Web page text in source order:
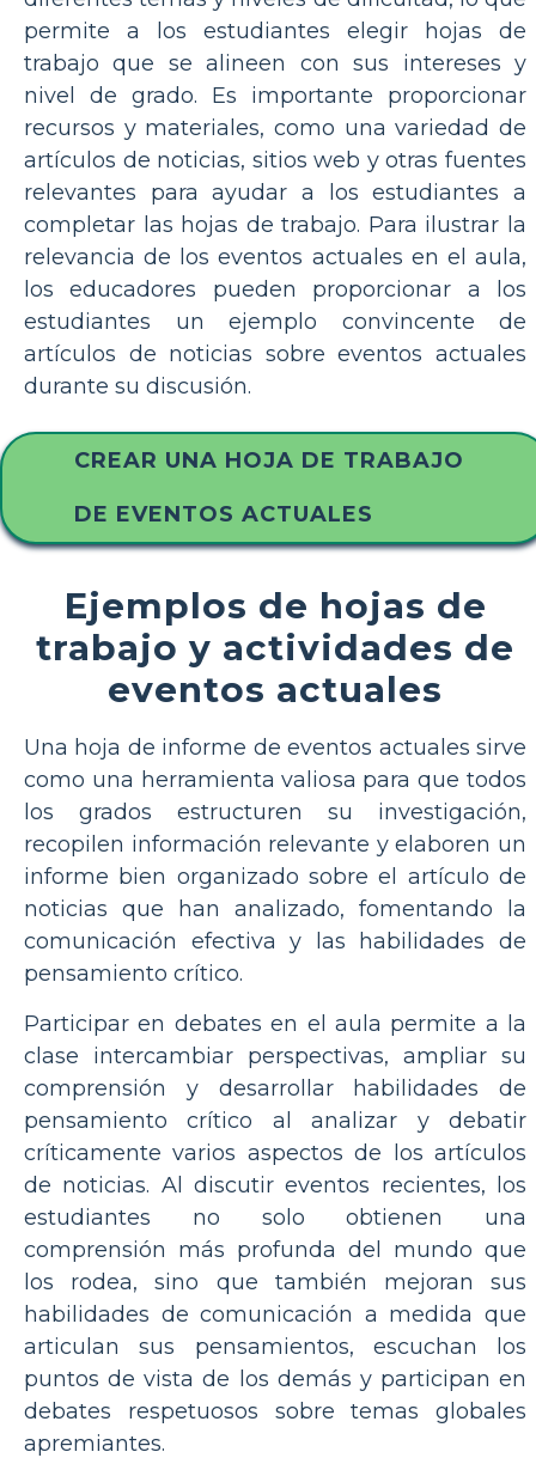
permite a los estudiantes elegir hojas de
trabajo que se alineen con sus intereses y
nivel de grado. Es importante proporcionar
recursos y materiales, como una variedad de
artículos de noticias, sitios web y otras fuentes
relevantes para ayudar a los estudiantes a
completar las hojas de trabajo. Para ilustrar la
relevancia de los eventos actuales en el aula,
los educadores pueden proporcionar a los
estudiantes un ejemplo convincente de
artículos de noticias sobre eventos actuales
durante su discusión.
CREAR UNA HOJA DE TRABAJO
DE EVENTOS ACTUALES
Ejemplos de hojas de
trabajo y actividades de
eventos actuales
Una hoja de informe de eventos actuales sirve
como una herramienta valiosa para que todos
los grados estructuren su investigación,
recopilen información relevante y elaboren un
informe bien organizado sobre el artículo de
noticias que han analizado, fomentando la
comunicación efectiva y las habilidades de
pensamiento crítico.
Participar en debates en el aula permite a la
clase intercambiar perspectivas, ampliar su
comprensión y desarrollar habilidades de
pensamiento crítico al analizar y debatir
críticamente varios aspectos de los artículos
de noticias. Al discutir eventos recientes, los
estudiantes no solo obtienen una
comprensión más profunda del mundo que
los rodea, sino que también mejoran sus
habilidades de comunicación a medida que
articulan sus pensamientos, escuchan los
puntos de vista de los demás y participan en
debates respetuosos sobre temas globales
apremiantes.